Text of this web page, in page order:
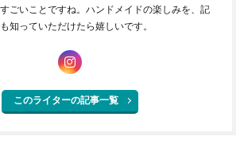
ごいことですね。ハンドメイドの楽しみを、記
知っていただけたら嬉しいです。
このライターの記事一覧